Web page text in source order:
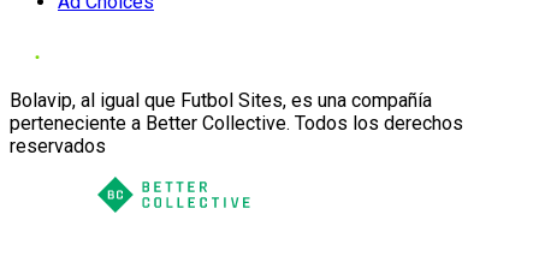
Bolavip, al igual que Futbol Sites, es una compañía
perteneciente a Better Collective. Todos los derechos
reservados